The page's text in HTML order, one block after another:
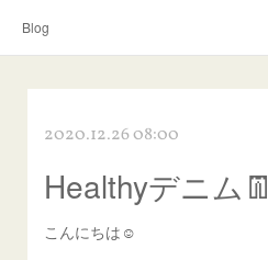
Blog
2020.12.26 08:00
Healthyデニム👖
こんにちは☺︎